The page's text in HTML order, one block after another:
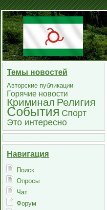
Темы новостей
Авторские публикации
Горячие новости
Криминал Религия
События Спорт
Это интересно
Навигация
Поиск
Опросы
Чат
Форум